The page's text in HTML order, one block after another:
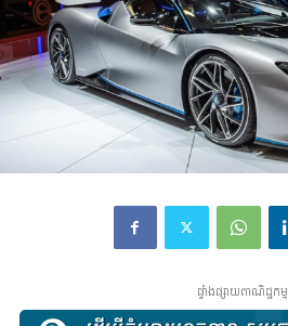
ផ្ទាំងផ្សាយពាណិជ្ជកម្ម